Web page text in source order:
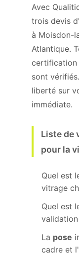
Avec
trois devis
à Moisdon-
Atlantique.
certification
sont
liberté sur
immédiate.
Liste de
pour la
Quel est
vitrage
Quel est
La pose
cadre et